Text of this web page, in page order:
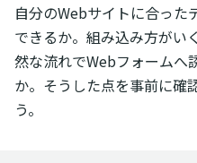
自分のWebサイトに合った
できるか。組み込み方がい
然な流れでWebフォームへ
か。そうした点を事前に確
う。